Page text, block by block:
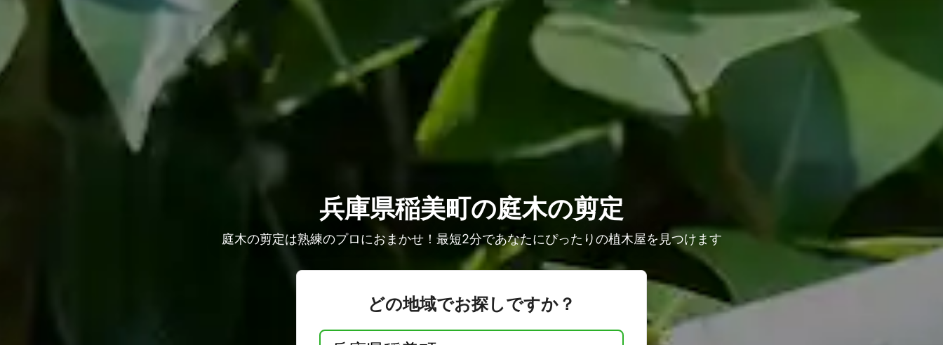
兵庫県稲美町の庭木の剪定
庭木の剪定は熟練のプロにおまかせ！最短2分であなたにぴったりの植木屋を見つけます
どの地域でお探しですか？